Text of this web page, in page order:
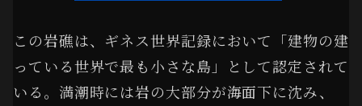
この岩礁は、ギネス世界記録において「建物の建
っている世界で最も小さな島」として認定されて
いる。満潮時には岩の大部分が海面下に沈み、